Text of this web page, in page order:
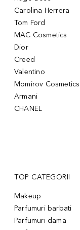
Carolina Herrera
Tom Ford
MAC Cosmetics
Dior
Creed
Valentino
Momirov Cosmetics
Armani
CHANEL
TOP CATEGORII
Makeup
Parfumuri barbati
Parfumuri dama